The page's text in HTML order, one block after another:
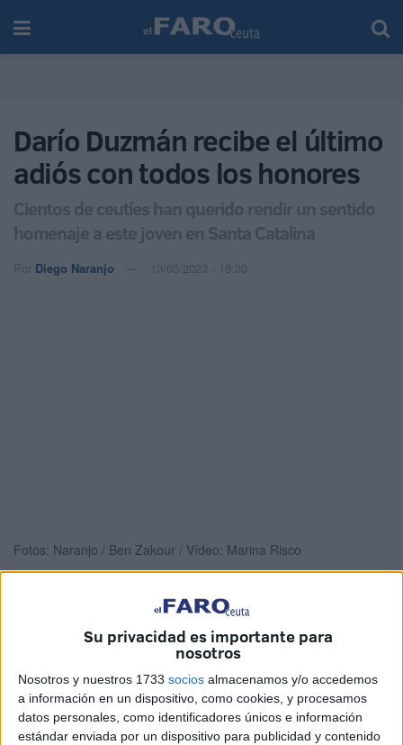
Su privacidad es importante para
nosotros
Nosotros y nuestros 1733 socios almacenamos y/o accedemos
a información en un dispositivo, como cookies, y procesamos
datos personales, como identificadores únicos e información
estándar enviada por un dispositivo para publicidad y contenido
Darío Duzmán recibe el último
adiós con todos los honores
Cientos de ceutíes han querido rendir un sentido
homenaje a este joven en Santa Catalina
Por Diego Naranjo 13/03/2023 - 18:30
Fotos: Naranjo / Ben Zakour / Vídeo: Marina Risco
Ceuta se ha despertado este lunes intentando asimilar el
deportistay militar, Darío Duzmán. El
joven de 33 añosfallecidotras la disputa de un encuentro
de la Regional Preferente en la tarde del domingo en el
‘José Benoliel’.